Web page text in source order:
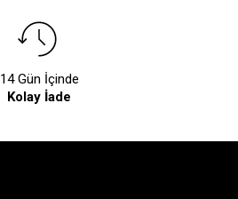
14 Gün İçinde
Kolay İade